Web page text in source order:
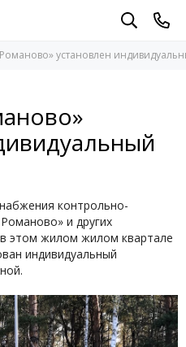
установлен
контрольно-
и других
этом жилом жилом квартале
индивидуальный